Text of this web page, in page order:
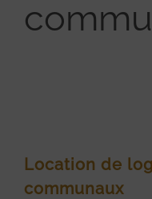
Location de
communaux